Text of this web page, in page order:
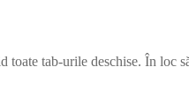
tab-urile deschise. În loc